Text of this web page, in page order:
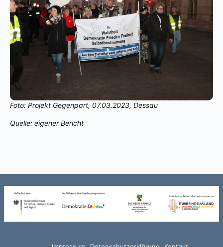
Foto: Projekt Gegenpart, 07.03.2023, Dessau
Quelle: eigener Bericht